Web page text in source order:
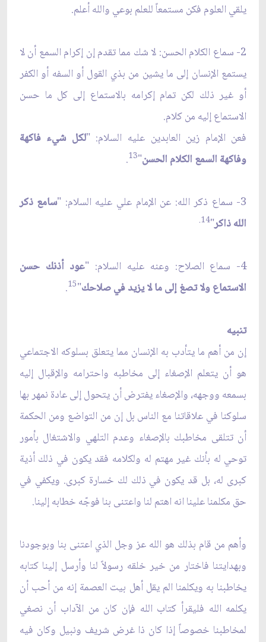
يلقي العلوم فكن مستمعاً للعلم بوعي والله أعلم.
2- سماع الكلام الحسن: لا شك مما تقدم إن إكرام السمع أن لا
يستمع الإنسان إلى ما يشين من بذي القول أو السفه أو الكفر
أو غير ذلك لكن تمام إكرامه بالاستماع إلى كل ما حسن
الاستماع إليه من كلام.
فعن الإمام زين العابدين عليه السلام: "لكل شي‏ء فاكهة
وفاكهة السمع الكلام الحسن"
13
.
3- سماع ذكر الله: عن الإمام علي عليه السلام: "
سامع ذكر
الله ذاكر"
14.
4- سماع الصلاح: وعنه عليه السلام: "
عود أذنك حسن
الاستماع ولا تصغ إلى ما لا يزيد في صلاحك"
15
.
تنبيه
إن من أهم ما يتأدب به الإنسان مما يتعلق بسلوكه الاجتماعي
هو أن يتعلم الإصغاء إلى مخاطبه واحترامه والإقبال إليه
بسمعه ووجهه، والإصغاء يفترض أن يتحول إلى عادة نمهر بها
سلوكنا في علاقاتنا مع الناس بل إن من التواضع ومن الحكمة
أن تتلقى مخاطبك بالإصغاء وعدم التلهي والاشتغال بأمور
توحي له بأنك غير مهتم له ولكلامه فقد يكون في ذلك أذية
كبرى له، بل قد يكون في ذلك لك خسارة كبرى. ويكفي في
حق مكلمنا علينا انه اهتم لنا واعتنى بنا فوجّه خطابه إلينا.
وأهم من قام بذلك هو الله عز وجل الذي اعتنى بنا وبوجودنا
وبهدايتنا فاختار من خير خلقه رسولاً لنا وأرسل إلينا كتابه
يخاطبنا به ويكلمنا الم يقل أهل بيت العصمة إنه من أحب أن
يكلمه الله فليقرأ كتاب الله فإن كان من الآداب أن نصغي
لمخاطبنا خصوصاً إذا كان ذا غرض شريف ونبيل وكان فيه